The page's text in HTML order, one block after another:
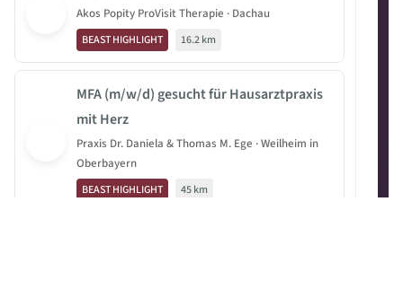
Akos Popity ProVisit Therapie · Dachau
BEAST HIGHLIGHT 16.2 km
MFA (m/w/d) gesucht für Hausarztpraxis
mit Herz
Praxis Dr. Daniela & Thomas M. Ege · Weilheim in
Oberbayern
BEAST HIGHLIGHT 45 km